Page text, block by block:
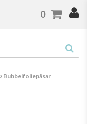
Bubbelfoliepåsar
0